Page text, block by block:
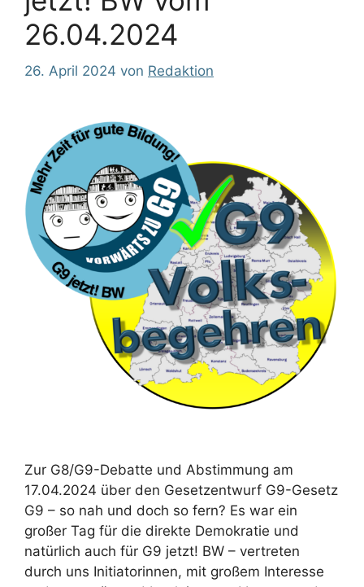
26.04.2024
26. April 2024 von Redaktion
Zur G8/G9-Debatte und Abstimmung am
17.04.2024 über den Gesetzentwurf G9-Gesetz
G9 – so nah und doch so fern? Es war ein
großer Tag für die direkte Demokratie und
natürlich auch für G9 jetzt! BW – vertreten
durch uns Initiatorinnen, mit großem Interesse